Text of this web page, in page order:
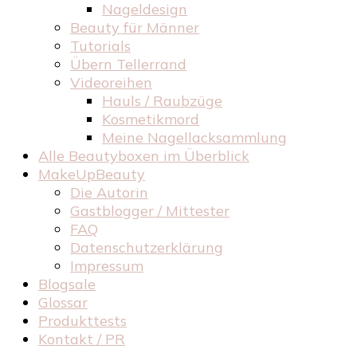
Nageldesign
Beauty für Männer
Tutorials
Übern Tellerrand
Videoreihen
Hauls / Raubzüge
Kosmetikmord
Meine Nagellacksammlung
Alle Beautyboxen im Überblick
MakeUpBeauty
Die Autorin
Gastblogger / Mittester
FAQ
Datenschutzerklärung
Impressum
Blogsale
Glossar
Produkttests
Kontakt / PR